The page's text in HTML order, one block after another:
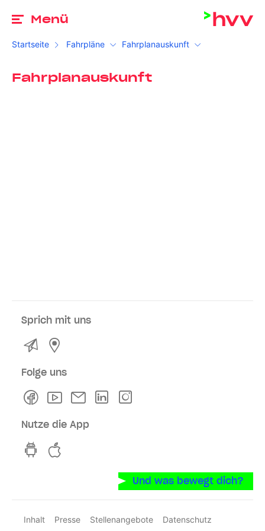
Menü
Startseite Fahrpläne Fahrplanauskunft
Fahrplanauskunft
Sprich mit uns
Kontakt
Folge uns
FacebookYoutubeNewsletterLinkedln
Nutze die App
hvv switch App auf GooglePlay
Und was bewegt dich?
Inhalt Presse Stellenangebote
Datenschutz